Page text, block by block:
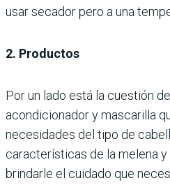
usar secador pero a una
2. Productos
Por un lado está la cuestión
acondicionador y mascarilla
necesidades del tipo de
características de la melena
brindarle el cuidado que